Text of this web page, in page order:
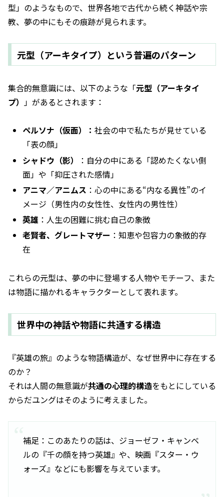
型」のようなもので、世界各地で古代から続く神話や宗
教、夢の中にもその痕跡が見られます。
元型（アーキタイプ）という普遍のパターン
集合的無意識には、以下のような「元型（アーキタイ
プ）
」があるとされます：
ペルソナ（仮面）：社会の中で私たちが見せている
「表の顔」
シャドウ（影）
：自分の中にある「認めたくない側
面」や「抑圧された感情」
アニマ／アニムス ：心の中にある“内なる異性”のイ
メージ（男性内の女性性、女性内の男性性）
英雄 ：人生の困難に挑む自己の象徴
老賢者、グレートマザー ：知恵や包容力の象徴的存
在
これらの元型は、夢の中に登場する人物やモチーフ、また
は物語に描かれるキャラクターとして表れます。
世界中の神話や物語に共通する構造
『英雄の旅』のような物語構造が、なぜ世界中に存在する
のか？
それは人間の無意識が共通の心理的構造をもとにしている
からだ――ユングはそのように考えました。
補足：このあたりの話は、ジョーゼフ・キャンベ
ルの『千の顔を持つ英雄』や、映画『スター・ウ
ォーズ』などにも影響を与えています。